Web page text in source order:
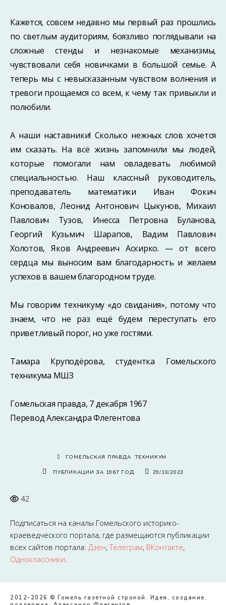
Кажется, совсем недавно мы первый раз прошлись
по светлым аудиториям, боязливо поглядывали на
сложные стенды и незнакомые механизмы,
чувствовали себя новичками в большой семье. А
теперь мы с невысказанным чувством волнения и
тревоги прощаемся со всем, к чему так привыкли и
полюбили.
А наши наставники! Сколько нежных слов хочется
им сказать. На всё жизнь запомнили мы людей,
которые помогали нам овладевать любимой
специальностью. Наш классный руководитель,
преподаватель математики Иван Фокич
Коновалов, Леонид Антонович Цыкунов, Михаил
Павлович Тузов, Инесса Петровна Буланова,
Георгий Кузьмич Шарапов, Вадим Павлович
Холотов, Яков Андреевич Аскирко. — от всего
сердца мы выносим вам благодарность и желаем
успехов в вашем благородном труде.
Мы говорим техникуму «до свидания», потому что
знаем, что не раз ещё будем переступать его
приветливый порог, но уже гостями.
Тамара Круподёрова, студентка Гомельского
техникума МШЗ
Гомельская правда, 7 декабря 1967
Перевод Александра Флегентова
ГОМЕЛЬСКАЯ ПРАВДА ТЕХНИКУМ
ПУБЛИКАЦИИ ЗА 1967 ГОД 29/10/2023
42
Подписаться на каналы Гомельского историко-
краеведческого портала, где размещаются публикации
всех сайтов портала: Дзен,Телеграм, ВКонтакте,
Одноклассники.
2012-2026 © Гомель газетной строкой. Идея, создание,